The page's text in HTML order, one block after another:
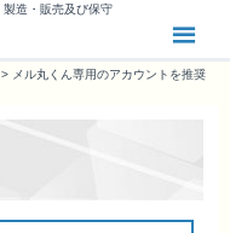
造・販売及び保守
メル丸くん専用のアカウントを推奨